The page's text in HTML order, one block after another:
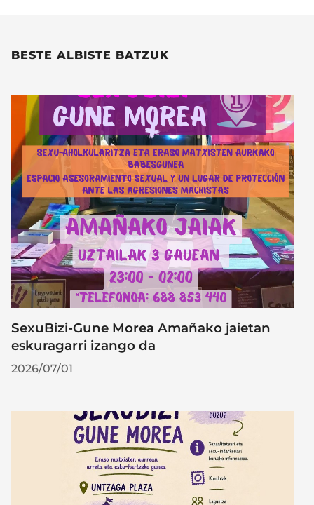
BESTE ALBISTE BATZUK
SexuBizi-Gune Morea Amañako jaietan
eskuragarri izango da
2026/07/01